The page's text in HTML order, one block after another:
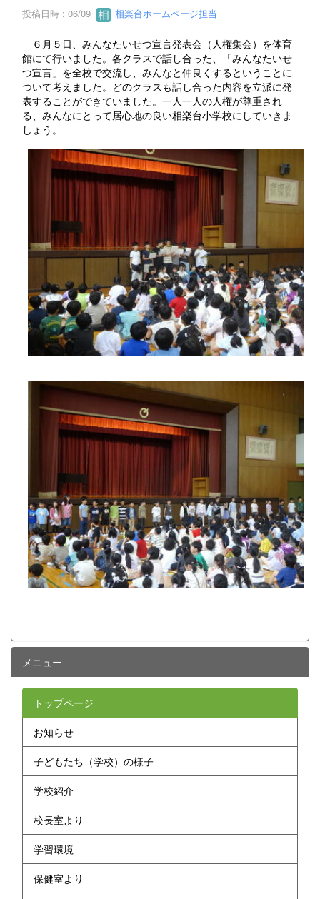
投稿日時 : 06/09 相楽台ホームページ担当
６月５日、みんなたいせつ宣言発表会（人権集会）を体育
館にて行いました。各クラスで話し合った、「みんなたいせ
つ宣言」を全校で交流し、みんなと仲良くするということに
ついて考えました。どのクラスも話し合った内容を立派に発
表することができていました。一人一人の人権が尊重され
る、みんなにとって居心地の良い相楽台小学校にしていきま
しょう。
メニュー
トップページ
お知らせ
子どもたち（学校）の様子
学校紹介
校長室より
学習環境
保健室より